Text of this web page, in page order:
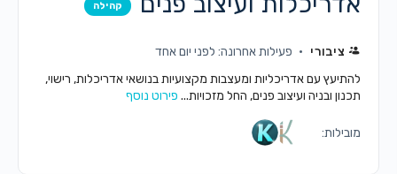
קהילה
ציבורי
פעילות אחרונה: לפני יום אחד
עם אדריכליות ומעצבות מקצועיות בנושאי אדריכלות, רישוי,
ובניה ועיצוב פנים, החל מזכויות...פירוט נוסף